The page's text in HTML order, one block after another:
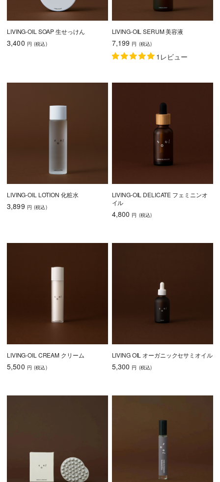
LIVING-OIL SOAP 生せっけん
3,400 円 (税込)
LIVING-OIL SERUM 美容液
7,199 円 (税込)
1レビュー
LIVING-OIL LOTION 化粧水
3,899 円 (税込)
LIVING-OIL DELICATE フェミニンオ
イル
4,800 円 (税込)
LIVING-OIL CREAM クリーム
5,500 円 (税込)
LIVING OIL オーガニックセサミオイル
5,300 円 (税込)